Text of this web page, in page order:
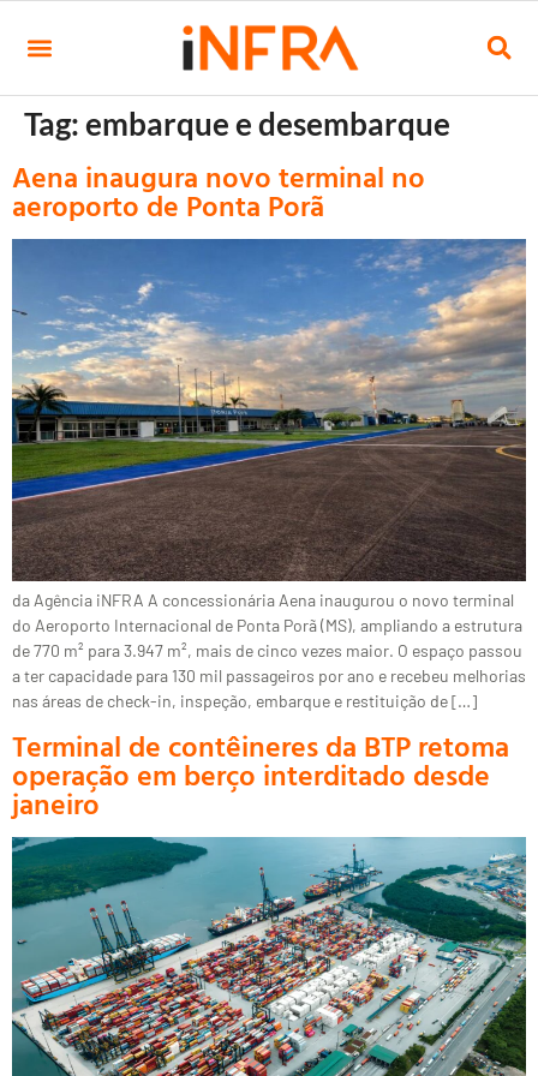
Tag:embarque e desembarque
Aena inaugura novo terminal no
aeroporto de Ponta Porã
da Agência iNFRA A concessionária Aena inaugurou o novo terminal
do Aeroporto Internacional de Ponta Porã (MS), ampliando a estrutura
de 770 m² para 3.947 m², mais de cinco vezes maior. O espaço passou
a ter capacidade para 130 mil passageiros por ano e recebeu melhorias
nas áreas de check-in, inspeção, embarque e restituição de […]
Terminal de contêineres da BTP retoma
operação em berço interditado desde
janeiro